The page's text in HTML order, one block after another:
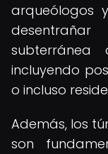
arqueólogos
incluyendo
o incluso
Además, los
son